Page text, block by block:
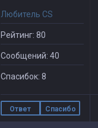
Любитель CS
Рейтинг: 80
Сообщений: 40
Спасибок: 8
Ответ Спасибо